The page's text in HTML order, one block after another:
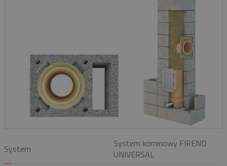
System
System kominowy FIREND
UNIVERSAL